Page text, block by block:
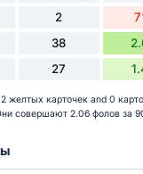
2
38
27
желтых карточек and 0
совершают 2.06 фолов за